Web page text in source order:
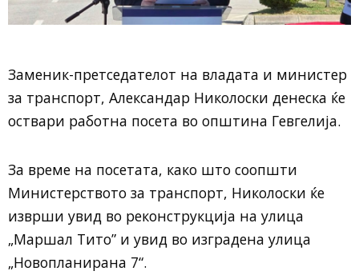
Заменик-претседателот на владата и министер
за транспорт, Александар Николоски денеска ќе
оствари работна посета во општина Гевгелија.
За време на посетата, како што соопшти
Министерството за транспорт, Николоски ќе
изврши увид во реконструкција на улица
„Маршал Тито” и увид во изградена улица
„Новопланирана 7“.